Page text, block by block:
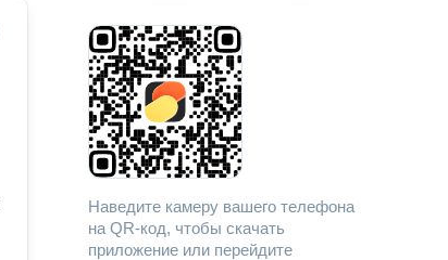
Наведите камеру вашего телефона
на QR-код, чтобы скачать
приложение или перейдите